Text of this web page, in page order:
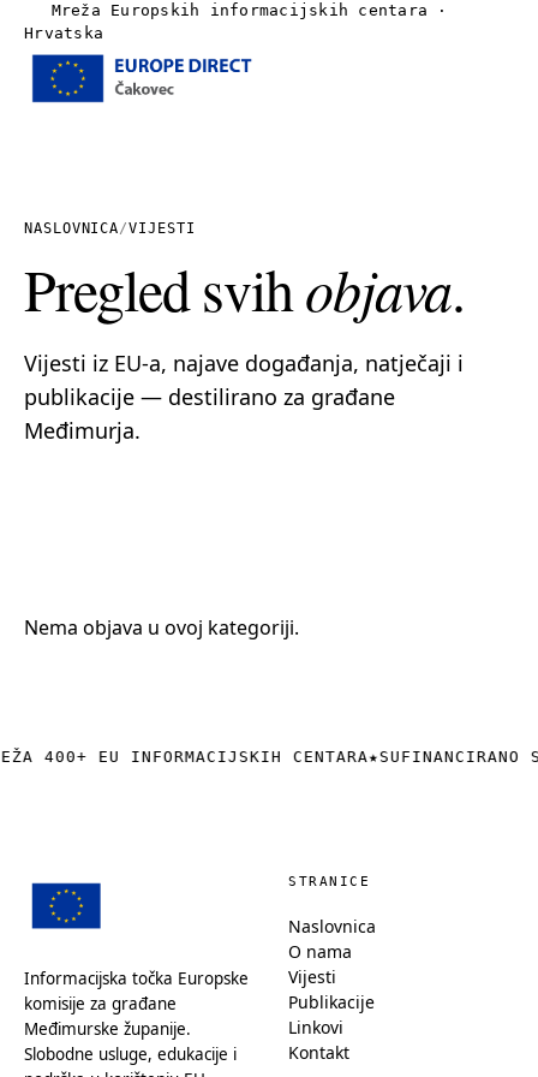
Mreža Europskih informacijskih centara ·
Hrvatska
Vijesti
Linkovi
NASLOVNICA/VIJESTI
Pregled svihobjava.
Vijesti iz EU-a, najave događanja, natječaji i
publikacije — destilirano za građane
Međimurja.
Nema objava u ovoj kategoriji.
400+ EU INFORMACIJSKIH CENTARA★SUFINANCIRANO
Informacijska točka Europske
komisije za građane
Međimurske županije.
Slobodne usluge, edukacije i
STRANICE
Naslovnica
O nama
Vijesti
Publikacije
Linkovi
Kontakt